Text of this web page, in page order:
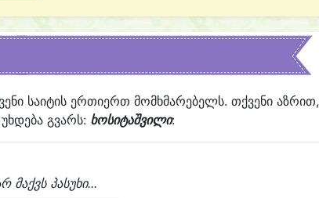
საიტის ერთიერთ მომხმარებელს. თქვენი აზრით,
გვარს: ხოსიტაშვილი:
მაქვს პასუხი...